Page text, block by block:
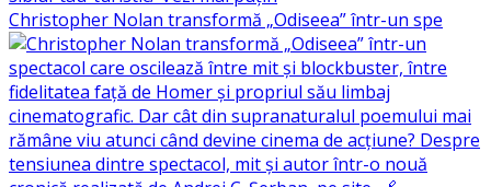
Christopher Nolan transformă „Odiseea” într-un spe